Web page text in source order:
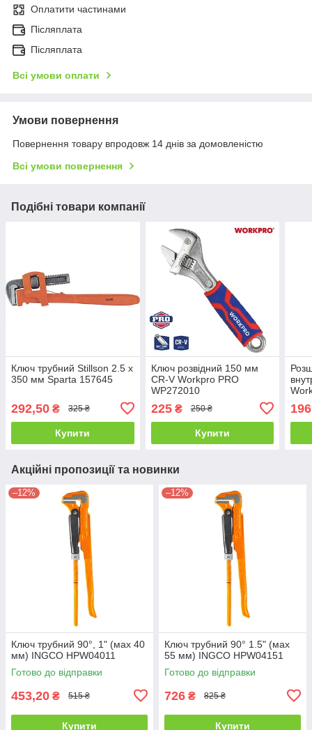
Оплатити частинами
Післяплата
Післяплата
Всі умови оплати
Умови повернення
Повернення товару впродовж 14 днів за домовленістю
Всі умови повернення
Подібні товари компанії
Ключ трубний Stillson 2.5 х
350 мм Sparta 157645
292,50 ₴ 325 ₴
Купити
Ключ розвідний 150 мм
CR-V Workpro PRO
WP272010
225₴ 250 ₴
Купити
Акційні пропозиції та новинки
–12%
Ключ трубний 90°, 1" (мах 40
мм) INGCO HPW04011
Готово до відправки
453,20 ₴ 515 ₴
Купити
–12%
Ключ трубний 90° 1.5" (мах
55 мм) INGCO HPW04151
Готово до відправки
726 ₴ 825 ₴
Купити